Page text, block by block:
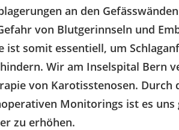
an den
von Blutgerinnseln und
ist somit essentiell, um
Wir am Inselspital Bern
von Karotisstenosen. Durch
Monitorings ist es uns
zu erhöhen.